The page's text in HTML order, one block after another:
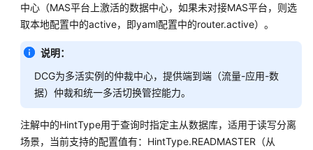
SDK
使
用
手
册
概
述
中心（MAS平台上激活的数据中心，如果未对接MAS平台，则选
取本地配置中的active，即yaml配置中的router.active）。
说明：
DCG为多活实例的仲裁中心，提供端到端（流量-应用-数
据）仲裁和统一多活切换管控能力。
注解中的HintType用于查询时指定主从数据库，适用于读写分离
场景，当前支持的配置值有：HintType.READMASTER（从